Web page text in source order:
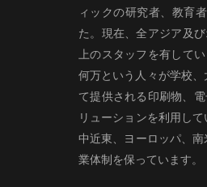
ィックの研究者、教育
た。現在、全アジア及
上のスタッフを有して
何万という人々が学校
て提供される印刷物、
リューションを利用し
中近東、ヨーロッパ、
業体制を保っています。